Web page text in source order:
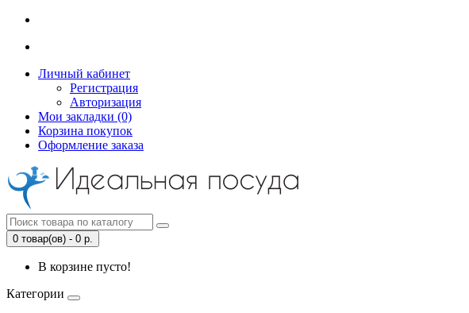
Личный кабинет
Регистрация
Авторизация
Мои закладки (0)
Корзина покупок
Оформление заказа
0 товар(ов) - 0 р.
В корзине пусто!
Категории